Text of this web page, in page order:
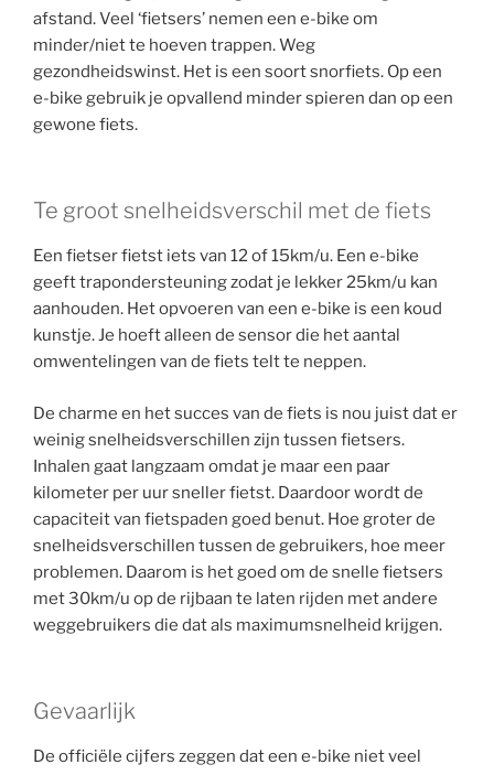
afstand. Veel ‘fietsers’ nemen een e-bike om
minder/niet te hoeven trappen. Weg
gezondheidswinst. Het is een soort snorfiets. Op een
e-bike gebruik je opvallend minder spieren dan op een
gewone fiets.
Te groot snelheidsverschil met de fiets
Een fietser fietst iets van 12 of 15km/u. Een e-bike
geeft trapondersteuning zodat je lekker 25km/u kan
aanhouden. Het opvoeren van een e-bike is een koud
kunstje. Je hoeft alleen de sensor die het aantal
omwentelingen van de fiets telt te neppen.
De charme en het succes van de fiets is nou juist dat er
weinig snelheidsverschillen zijn tussen fietsers.
Inhalen gaat langzaam omdat je maar een paar
kilometer per uur sneller fietst. Daardoor wordt de
capaciteit van fietspaden goed benut. Hoe groter de
snelheidsverschillen tussen de gebruikers, hoe meer
problemen. Daarom is het goed om de snelle fietsers
met 30km/u op de rijbaan te laten rijden met andere
weggebruikers die dat als maximumsnelheid krijgen.
Gevaarlijk
De officiële cijfers zeggen dat een e-bike niet veel